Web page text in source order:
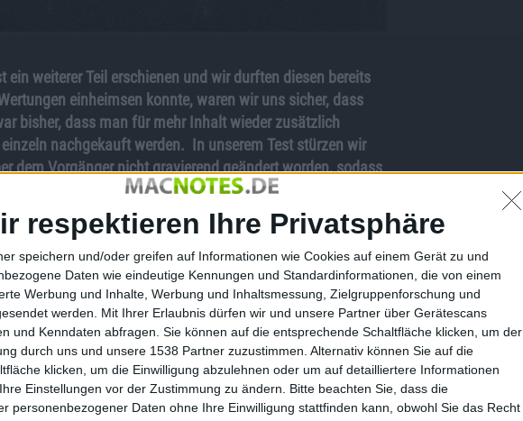
respektieren Ihre Privatsphäre
speichern und/oder greifen auf Informationen wie Cookies auf einem Gerät zu und
Daten wie eindeutige Kennungen und Standardinformationen, die von einem
Werbung und Inhalte, Werbung und Inhaltsmessung, Zielgruppenforschung und
werden.
Mit Ihrer Erlaubnis dürfen wir und unsere Partner über Gerätescans
und Kenndaten abfragen. Sie können auf die entsprechende Schaltfläche klicken, um der
durch uns und unsere 1538 Partner zuzustimmen. Alternativ können Sie auf die
klicken, um die Einwilligung abzulehnen oder um auf detailliertere Informationen
Einstellungen vor der Zustimmung zu ändern.
Bitte beachten Sie, dass die
personenbezogener Daten ohne Ihre Einwilligung stattfinden kann, obwohl Sie das Recht
weiterer Teil erschienen und wir durften diesen bereits
einheimsen konnte, waren wir uns sicher, dass
bisher, dass man für mehr Inhalt wieder zusätzlich
nachgekauft werden. In unserem Test stürzen wir
dem Vorgänger nicht gravierend geändert worden, sodass
Alles neue erfährt in unserem kleinen Bericht.
Man kann das Game in einem Starterpaket erwerben
eben die Skylanders. Das Portal schließt ihr an die
Figur auf dieses Portal stellt, transferiert ihr die Figur ins
erlernen werden dabei auf dem Chip gespeichert. Im
neben Call of Duty ein durchaus lohnenswertes
und bietet deutlich mehr Abwechslung als noch der